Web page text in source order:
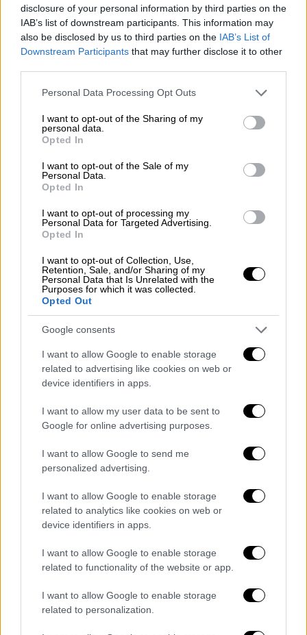
disclosure of your personal information by third parties on the
IAB’s list of downstream participants. This information may
also be disclosed by us to third parties on the IAB’s List of
Downstream Participants that may further disclose it to other
Please note that this website/app uses one or more Google
not limited to your visit or usage behaviour. You may click to
grant or deny consent to Google and its third-party tags to
use your data for below specified purposes in below Google
consent section.
Personal Data Processing Opt Outs
I want to opt-out of the Sharing of my
personal data.
Opted In
I want to opt-out of the Sale of my
Personal Data.
Opted In
I want to opt-out of processing my
Personal Data for Targeted Advertising.
Opted In
I want to opt-out of Collection, Use,
Retention, Sale, and/or Sharing of my
Personal Data that Is Unrelated with the
Purposes for which it was collected.
Opted Out
Google consents
I want to allow Google to enable storage
related to advertising like cookies on web or
device identifiers in apps.
I want to allow my user data to be sent to
Google for online advertising purposes.
I want to allow Google to send me
personalized advertising.
I want to allow Google to enable storage
related to analytics like cookies on web or
device identifiers in apps.
I want to allow Google to enable storage
related to functionality of the website or app.
I want to allow Google to enable storage
related to personalization.
Ο υπουργός Εργασίας και Κοινωνικών
Υποθέσεων αναφέρθηκε ακόμη σεσειρά
μέτρωνυπέρ τωνεργαζομένων, που
εφαρμόζει η κυβέρνηση, λόγω των ειδικών
συνθηκών που επικρατούν, όπως η
φυσικού αερίου, η προπληρωμένη κάρτα για
αγορά καυσίμων κίνησης, το market pass, το
αυξημένο επίδομα θέρμανσης κ.ά..
Σε ερώτηση για τις ασφαλιστικές εισφορές,
ο κ. Χατζηδάκης σημείωσε ότι ισχύει η
δέσμευση του πρωθυπουργού για περαιτέρω
μείωση (πέρα από τη μείωση κατά 4,4
μονάδες που έχει ήδη εφαρμοστεί). «Η
γενική εφαρμογή της Ψηφιακής Κάρτας
Εργασίας θα επιτρέψει να προχωρήσουμε με
πολύ πιο δομημένο τρόπο στη μείωση των
ασφαλιστικών εισφορών, καθώς θα οδηγήσει
σε έλεγχο της παραβατικότητας και
περισσότερη ασφαλιστική ύλη», τόνισε.
Εξάλλου, αναφορικά με την πρόταση του
προέδρου του ΣΥΡΙΖΑ για τον κατώτατο
μισθό, ο κ. Χατζηδάκης υπενθύμισε ότι ο κ.
ευρώ, ενώ τώρα προτείνει 880 ευρώ,
υπερακοντίζοντας στη ΓΣΕΕ που πρότεινε
826 ευρώ. «Κατά το βασιλικότερος του
βασιλέως, εμφανίζεται εργατικότερος των
εργατών. Αν εμείς φθάναμε στα 880 ευρώ, θα
έλεγε ότι εννοούσε 980. Δεν μπορούμε να
κάνουμε με αυτόν τον τρόπο σοβαρή
Κλείνοντας την τοποθέτησή του, ο κ.
Χατζηδάκης είπε: «Φτάσαμε εδώ, γιατί